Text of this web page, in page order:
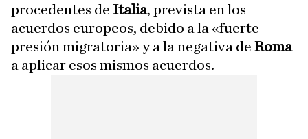
procedentes de Italia, prevista en los
acuerdos europeos, debido a la «fuerte
presión migratoria» y a la negativa de Roma
a aplicar esos mismos acuerdos.